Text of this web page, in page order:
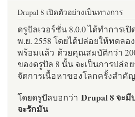
Drupal 8 เปิดตัวอย่างเป็นทางการ
ดรูปัลเวอร์ชั่น 8.0.0 ได้ทำการเ
พ.ย. 2558 โดยได้ปล่อยให้ทดล
พร้อมแล้ว ด้วยคุณสมบัติกว่า
ของดรูปัล 8 นั้น จะเป็นการปล่อย
จัดการเนื้อหาของโลกครั้งสำคัญ
โดยดรูปัลบอกว่า Drupal 8 จะ
จะรักมัน